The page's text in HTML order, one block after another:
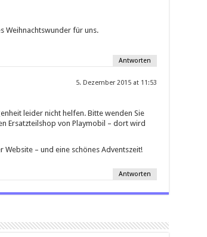
Weihnachtswunder für uns.
Antworten
5. Dezember 2015 at 11:53
leider nicht helfen. Bitte wenden Sie
Ersatzteilshop von Playmobil – dort wird
Website – und eine schönes Adventszeit!
Antworten